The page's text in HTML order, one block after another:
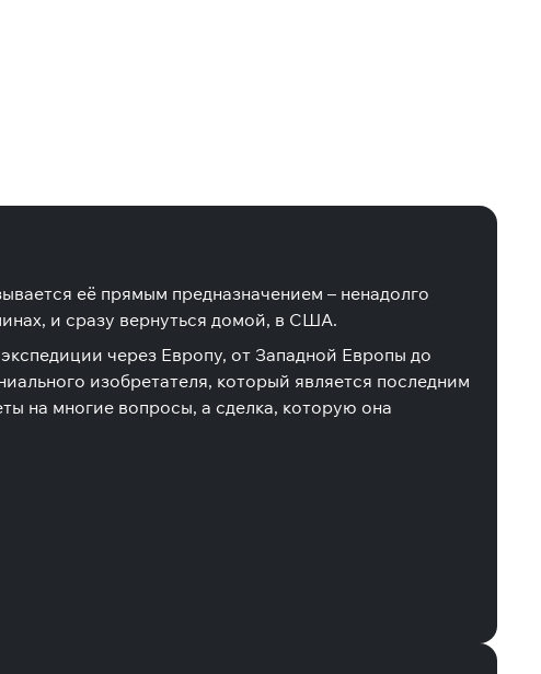
её прямым предназначением – ненадолго
и сразу вернуться домой, в США.
через Европу, от Западной Европы до
изобретателя, который является последним
на многие вопросы, а сделка, которую она